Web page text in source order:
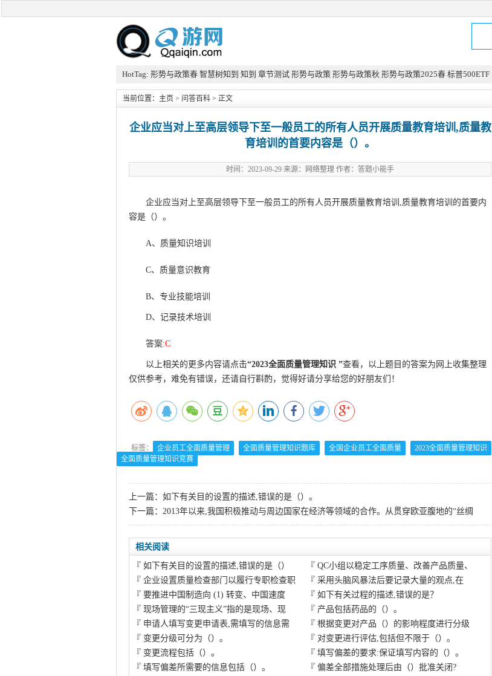
HotTag: 形势与政策春 智慧树知到 知到 章节测试 形势与政策 形势与政策秋 形势与政策2025春 标普500ETF
当前位置： 主页 > 问答百科 > 正文
企业应当对上至高层领导下至一般员工的所有人员开展质量教育培训,质量教
育培训的首要内容是（）。
时间：2023-09-29 来源：网络整理 作者：答题小能手
企业应当对上至高层领导下至一般员工的所有人员开展质量教育培训,质量教育培训的首要内
容是（）。
A、质量知识培训
C、质量意识教育
B、专业技能培训
D、记录技术培训
答案:C
以上相关的更多内容请点击“2023全面质量管理知识 ”查看，以上题目的答案为网上收集整理
仅供参考，难免有错误，还请自行斟酌，觉得好请分享给您的好朋友们！
标签： 企业员工全面质量管理 全面质量管理知识题库 全国企业员工全面质量
2023全面质量管理知识
全面质量管理知识竞赛
上一篇： 如下有关目的设置的描述,错误的是（）。
下一篇： 2013年以来,我国积极推动与周边国家在经济等领域的合作。从贯穿欧亚腹地的“丝绸
相关阅读
『 如下有关目的设置的描述,错误的是（） 『QC小组以稳定工序质量、改善产品质量、
『 企业设置质量检查部门以履行专职检查职 『采用头脑风暴法后要记录大量的观点,在
『 要推进中国制造向 (1) 转变、中国速度 『如下有关过程的描述,错误的是？
『 现场管理的“三现主义”指的是现场、现 『 产品包括药品的（）。
『 申请人填写变更申请表,需填写的信息需 『根据变更对产品（）的影响程度进行分级
『 变更分级可分为（）。 『 对变更进行评估,包括但不限于（）。
『 变更流程包括（）。 『填写偏差的要求:保证填写内容的（）。
『 填写偏差所需要的信息包括（）。 『偏差全部措施处理后由（）批准关闭?